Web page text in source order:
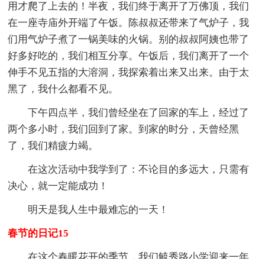
用才爬了上去的！半夜，我们终于离开了万佛顶，我们
在一座寺庙外开端了午饭。陈叔叔还带来了气炉子，我
们用气炉子煮了一锅美味的火锅。别的叔叔阿姨也带了
好多好吃的，我们相互分享。午饭后，我们离开了一个
伸手不见五指的大溶洞，我探索着出来又出来。由于太
黑了，我什么都看不见。
下午四点半，我们曾经坐在了回家的车上，经过了
两个多小时，我们回到了家。到家的时分，天曾经黑
了，我们精疲力竭。
在这次活动中我学到了：不论目的多远大，只需有
决心，就一定能成功！
明天是我人生中最难忘的一天！
春节的日记15